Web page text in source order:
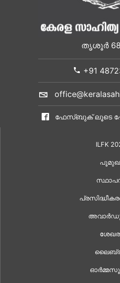
തൃശൂർ
+91
ഫേസ്ബുക് ലൂടെ
ILFK